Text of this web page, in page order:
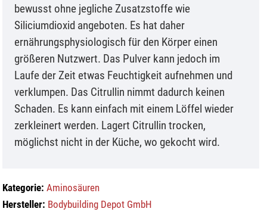
bewusst ohne jegliche Zusatzstoffe wie
Siliciumdioxid angeboten. Es hat daher
ernährungsphysiologisch für den Körper einen
größeren Nutzwert. Das Pulver kann jedoch im
Laufe der Zeit etwas Feuchtigkeit aufnehmen und
verklumpen. Das Citrullin nimmt dadurch keinen
Schaden. Es kann einfach mit einem Löffel wieder
zerkleinert werden. Lagert Citrullin trocken,
möglichst nicht in der Küche, wo gekocht wird.
Kategorie: Aminosäuren
Hersteller: Bodybuilding Depot GmbH